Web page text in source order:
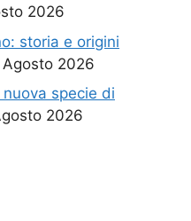
2026
storia e origini
Agosto 2026
specie di
2026